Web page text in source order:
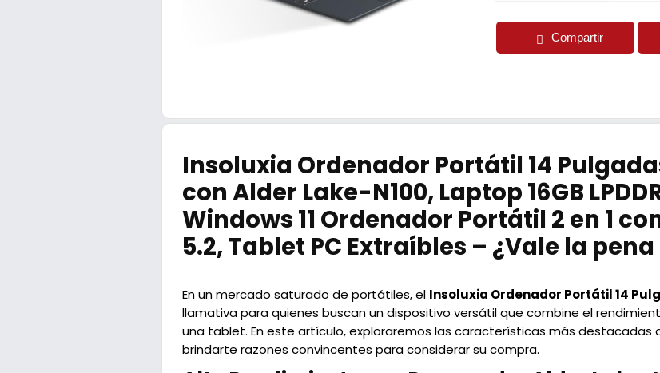
Compartir
Insoluxia Ordenador Portátil 14
con Alder Lake-N100, Laptop 16GB
Windows 11 Ordenador Portátil 2 en 1
5.2, Tablet PC Extraíbles – ¿Vale la
En un mercado saturado de portátiles, el Insoluxia Ordenador Portátil 14
llamativa para quienes buscan un dispositivo versátil que combine el
una tablet. En este artículo, exploraremos las características más destacadas
brindarte razones convincentes para considerar su compra.